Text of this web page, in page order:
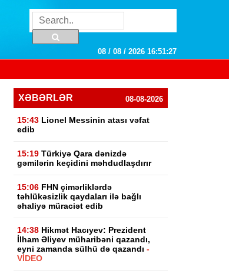
08 / 08 / 2026 16:51:28
XƏBƏRLƏR 08-08-2026
15:43 Lionel Messinin atası vəfat
edib
15:19 Türkiyə Qara dənizdə
gəmilərin keçidini məhdudlaşdırır
15:06 FHN çimərliklərdə
təhlükəsizlik qaydaları ilə bağlı
əhaliyə müraciət edib
14:38 Hikmət Hacıyev: Prezident
İlham Əliyev müharibəni qazandı,
eyni zamanda sülhü də qazandı-
VİDEO